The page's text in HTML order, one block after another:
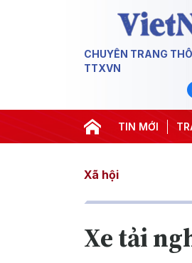
CHUYÊN TRANG
TTXVN
TIN MỚI
#Đưa Nghị quyết thành
Xã hội
Xe tải